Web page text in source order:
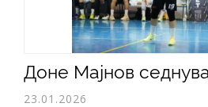
23.01.2026